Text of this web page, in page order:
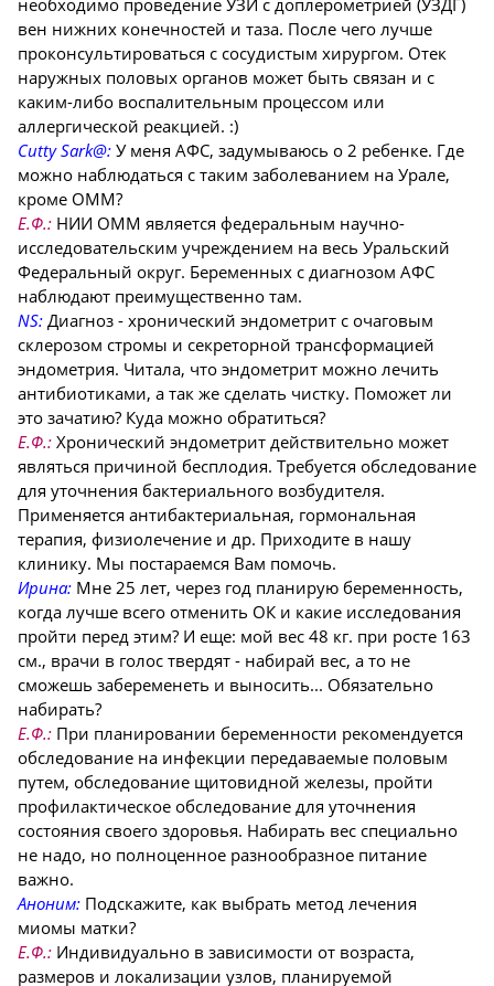
вен нижних конечностей и таза. После чего лучше
проконсультироваться с сосудистым хирургом. Отек
наружных половых органов может быть связан и с
каким-либо воспалительным процессом или
аллергической реакцией. :)
Cutty Sark@: У меня АФС, задумываюсь о 2 ребенке. Где
можно наблюдаться с таким заболеванием на Урале,
кроме ОММ?
Е.Ф.: НИИ ОММ является федеральным научно-
исследовательским учреждением на весь Уральский
Федеральный округ. Беременных с диагнозом АФС
наблюдают преимущественно там.
NS: Диагноз - хронический эндометрит с очаговым
склерозом стромы и секреторной трансформацией
эндометрия. Читала, что эндометрит можно лечить
антибиотиками, а так же сделать чистку. Поможет ли
это зачатию? Куда можно обратиться?
Е.Ф.: Хронический эндометрит действительно может
являться причиной бесплодия. Требуется обследование
для уточнения бактериального возбудителя.
Применяется антибактериальная, гормональная
терапия, физиолечение и др. Приходите в нашу
клинику. Мы постараемся Вам помочь.
Ирина: Мне 25 лет, через год планирую беременность,
когда лучше всего отменить ОК и какие исследования
пройти перед этим? И еще: мой вес 48 кг. при росте 163
см., врачи в голос твердят - набирай вес, а то не
сможешь забеременеть и выносить... Обязательно
набирать?
Е.Ф.: При планировании беременности рекомендуется
обследование на инфекции передаваемые половым
путем, обследование щитовидной железы, пройти
профилактическое обследование для уточнения
состояния своего здоровья. Набирать вес специально
не надо, но полноценное разнообразное питание
важно.
Аноним: Подскажите, как выбрать метод лечения
миомы матки?
Е.Ф.: Индивидуально в зависимости от возраста,
размеров и локализации узлов, планируемой